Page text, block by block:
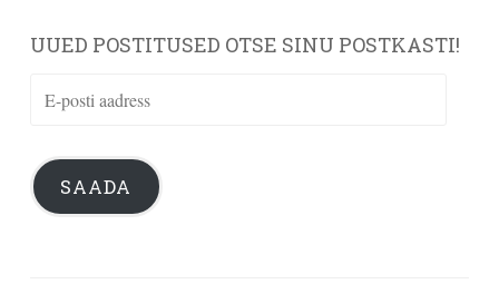
UUED POSTITUSED OTSE SINU POSTKASTI!
aadress
SAADA